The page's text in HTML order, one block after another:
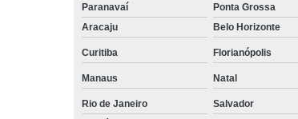
Paranavaí Ponta Grossa
Aracaju
Belo Horizonte
Curitiba Florianópolis
Manaus Natal
Rio de Janeiro Salvador